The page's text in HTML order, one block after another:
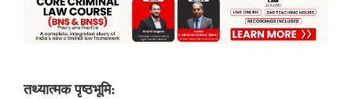
तथ्यात्मक पृष्ठभूमि: